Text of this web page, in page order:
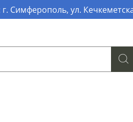
Симферополь, ул.